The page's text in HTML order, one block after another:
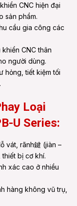
CNC hiện đại
sản phẩm.
cầu gia công các
CNC thân
người dùng.
hỏng, tiết kiệm tối
Loại
U Series:
vát, rãnh鍵 (jiàn –
bị cơ khí.
xác cao ở nhiều
hàng không vũ trụ,